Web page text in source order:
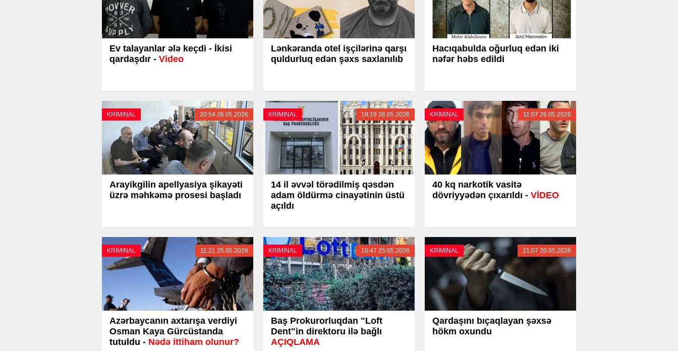
Ev talayanlar ələ keçdi - İkisi
qardaşdır - Video
Lənkəranda otel işçilərinə qarşı
quldurluq edən şəxs saxlanılıb
Hacıqabulda oğurluq edən iki
nəfər həbs edildi
KRİMİNAL 20:54 26.05.2026
Arayikgilin apellyasiya şikayəti
üzrə məhkəmə prosesi başladı
KRİMİNAL 19:19 26.05.2026
14 il əvvəl törədilmiş qəsdən
adam öldürmə cinayətinin üstü
açıldı
KRİMİNAL 11:07 26.05.2026
40 kq narkotik vasitə
dövriyyədən çıxarıldı - VİDEO
KRİMİNAL 11:21 25.05.2026
Azərbaycanın axtarışa verdiyi
Osman Kaya Gürcüstanda
tutuldu - Nədə ittiham olunur?
KRİMİNAL 10:47 25.05.2026
Baş Prokurorluqdan "Loft
Dent"in direktoru ilə bağlı
AÇIQLAMA
KRİMİNAL 21:07 20.05.2026
Qardaşını bıçaqlayan şəxsə
hökm oxundu